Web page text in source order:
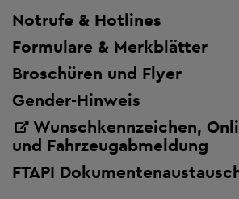
Notrufe & Hotlines
Formulare & Merkblätter
Broschüren und Flyer
Gender-Hinweis
Wunschkennzeichen,
und Fahrzeugabmeldung
FTAPI